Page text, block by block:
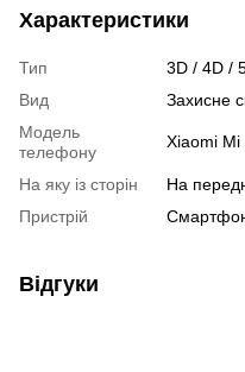
Характеристики
Тип
3D / 4D /
Вид
Захисне
Модель
телефону
Xiaomi Mi
На яку із сторін
На
Пристрiй
Відгуки